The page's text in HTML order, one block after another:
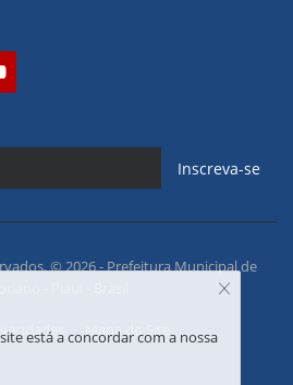
Inscreva-se
© 2026 - Prefeitura Municipal de
Mapa do Site
está a concordar com a nossa